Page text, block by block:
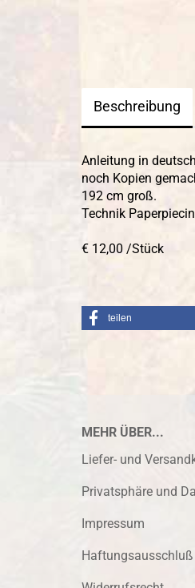
Beschreibung
Anleitung in
noch Kopien
192 cm groß.
Technik
€ 12,00 /Stück
teilen
MEHR ÜBER...
Liefer- und
Privatsphäre und
Impressum
Haftungsausschluß